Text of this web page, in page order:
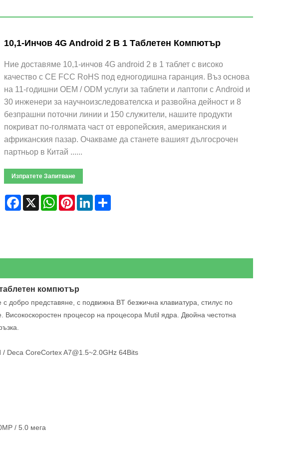
10,1-Инчов 4G Android 2 В 1 Таблетен Компютър
Ние доставяме 10,1-инчов 4G android 2 в 1 таблет с високо
качество с CE FCC RoHS под едногодишна гаранция. Въз основа
на 11-годишни OEM / ODM услуги за таблети и лаптопи с Android и
30 инженери за научноизследователска и развойна дейност и 8
безпрашни поточни линии и 150 служители, нашите продукти
покриват по-голямата част от европейския, американския и
африканския пазар. Очакваме да станете вашият дългосрочен
партньор в Китай ......
Изпратете Запитване
Facebook
X WhatsApp
PinterestLinkedInShare
компютър
добро представяне, с подвижна BT безжична клавиатура, стилус по
Високоскоростен процесор на процесора Mutil ядра. Двойна честотна
Deca CoreCortex A7@1.5~2.0GHz 64Bits
/ 5.0 мега